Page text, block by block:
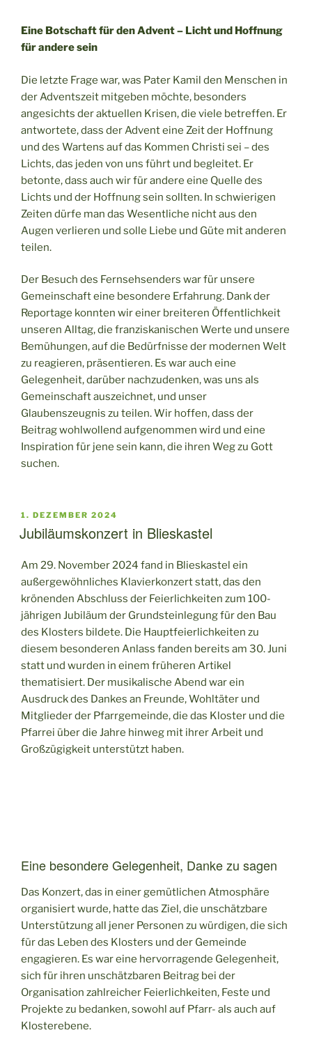
Eine Botschaft für den Advent – Licht und Hoffnung
für andere sein
Die letzte Frage war, was Pater Kamil den Menschen in
der Adventszeit mitgeben möchte, besonders
angesichts der aktuellen Krisen, die viele betreffen. Er
antwortete, dass der Advent eine Zeit der Hoffnung
und des Wartens auf das Kommen Christi sei – des
Lichts, das jeden von uns führt und begleitet. Er
betonte, dass auch wir für andere eine Quelle des
Lichts und der Hoffnung sein sollten. In schwierigen
Zeiten dürfe man das Wesentliche nicht aus den
Augen verlieren und solle Liebe und Güte mit anderen
teilen.
Der Besuch des Fernsehsenders war für unsere
Gemeinschaft eine besondere Erfahrung. Dank der
Reportage konnten wir einer breiteren Öffentlichkeit
unseren Alltag, die franziskanischen Werte und unsere
Bemühungen, auf die Bedürfnisse der modernen Welt
zu reagieren, präsentieren. Es war auch eine
Gelegenheit, darüber nachzudenken, was uns als
Gemeinschaft auszeichnet, und unser
Glaubenszeugnis zu teilen. Wir hoffen, dass der
Beitrag wohlwollend aufgenommen wird und eine
Inspiration für jene sein kann, die ihren Weg zu Gott
suchen.
VERÖFFENTLICHT
AM
1. DEZEMBER 2024
Jubiläumskonzert in Blieskastel
Am 29. November 2024 fand in Blieskastel ein
außergewöhnliches Klavierkonzert statt, das den
krönenden Abschluss der Feierlichkeiten zum 100-
jährigen Jubiläum der Grundsteinlegung für den Bau
des Klosters bildete. Die Hauptfeierlichkeiten zu
diesem besonderen Anlass fanden bereits am 30. Juni
statt und wurden in einem früheren Artikel
thematisiert. Der musikalische Abend war ein
Ausdruck des Dankes an Freunde, Wohltäter und
Mitglieder der Pfarrgemeinde, die das Kloster und die
Pfarrei über die Jahre hinweg mit ihrer Arbeit und
Großzügigkeit unterstützt haben.
Eine besondere Gelegenheit, Danke zu sagen
Das Konzert, das in einer gemütlichen Atmosphäre
organisiert wurde, hatte das Ziel, die unschätzbare
Unterstützung all jener Personen zu würdigen, die sich
für das Leben des Klosters und der Gemeinde
engagieren. Es war eine hervorragende Gelegenheit,
sich für ihren unschätzbaren Beitrag bei der
Organisation zahlreicher Feierlichkeiten, Feste und
Projekte zu bedanken, sowohl auf Pfarr- als auch auf
Klosterebene.